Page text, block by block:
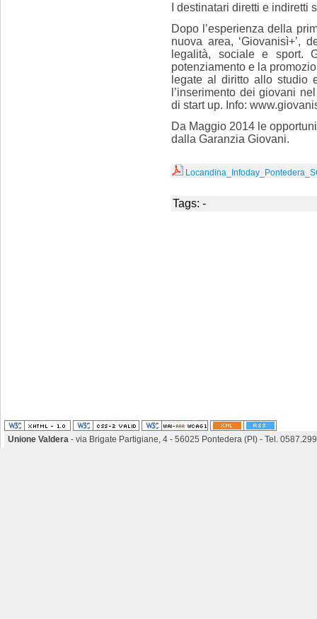
I destinatari diretti e indiretti
Dopo l’esperienza della
nuova area, ‘Giovanisì+’,
legalità, sociale e sport.
potenziamento e la
legate al diritto allo studio
l’inserimento dei giovani
di start up. Info:
Da Maggio 2014 le
dalla Garanzia Giovani.
Tags: -
Unione Valdera - via Brigate Partigiane, 4 - 56025 Pontedera (PI) - Tel.